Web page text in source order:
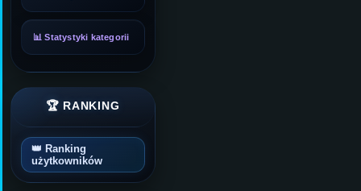
📊 Statystyki kategorii
🏆 RANKING
👑 Ranking
użytkowników